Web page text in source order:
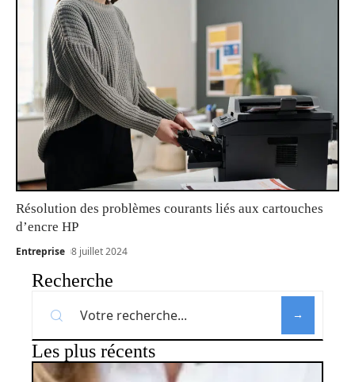
Résolution des problèmes courants liés aux cartouches
d’encre HP
Entreprise 8 juillet 2024
Recherche
Les plus récents